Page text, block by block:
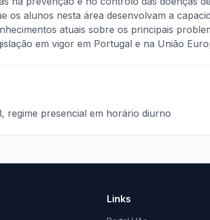
os alunos nesta área desenvolvam a
atuais sobre os principais
em vigor em Portugal e na União
regime presencial em horário diurno
Links